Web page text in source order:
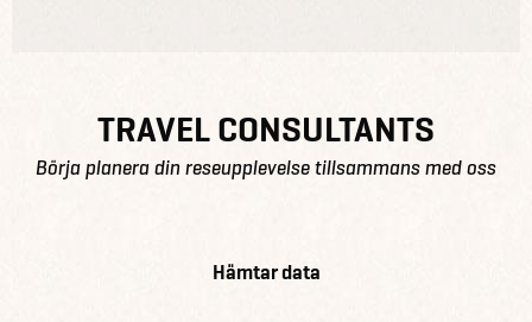
TRAVEL CONSULTANTS
Börja planera din reseupplevelse tillsammans med oss
Hämtar data